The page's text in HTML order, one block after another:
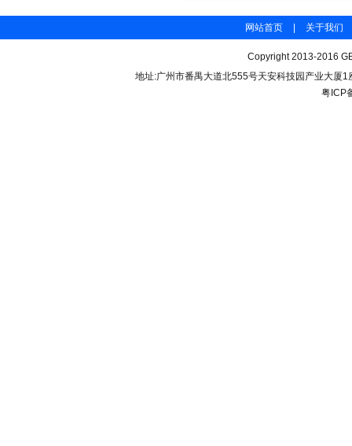
网站首页 关于我们
Copyright 2013-2016
地址:广州市番禺大道北555号天安科技园产业大厦
粤ICP